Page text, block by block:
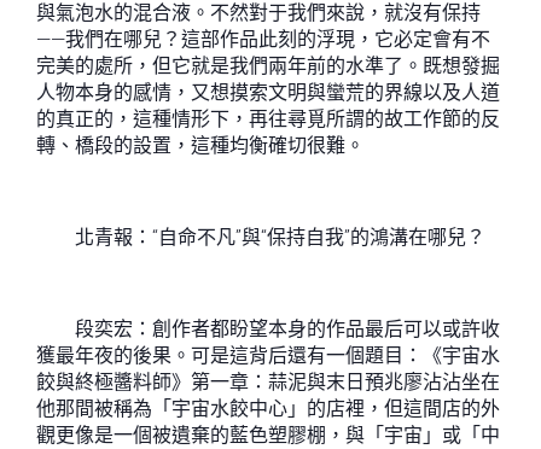
與氣泡水的混合液。不然對于我們來說，就沒有保持
——我們在哪兒？這部作品此刻的浮現，它必定會有不
完美的處所，但它就是我們兩年前的水準了。既想發掘
人物本身的感情，又想摸索文明與蠻荒的界線以及人道
的真正的，這種情形下，再往尋覓所謂的故工作節的反
轉、橋段的設置，這種均衡確切很難。
北青報：“自命不凡”與“保持自我”的鴻溝在哪兒？
段奕宏：創作者都盼望本身的作品最后可以或許收
獲最年夜的後果。可是這背后還有一個題目：《宇宙水
餃與終極醬料師》第一章：蒜泥與末日預兆廖沾沾坐在
他那間被稱為「宇宙水餃中心」的店裡，但這間店的外
觀更像是一個被遺棄的藍色塑膠棚，與「宇宙」或「中